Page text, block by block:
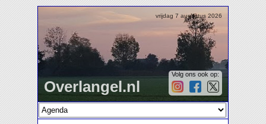
vrijdag 7 augustus 2026
Overlangel.nl
Volg ons ook op: